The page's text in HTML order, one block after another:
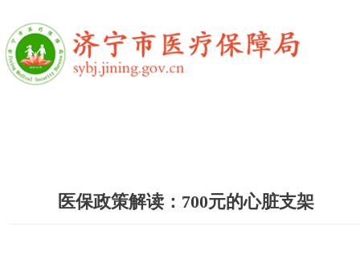
医保政策解读：700元的心脏支架